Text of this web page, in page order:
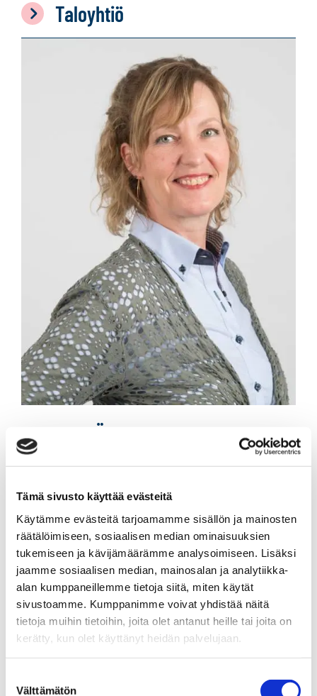
Tämä sivusto käyttää evästeitä
Käytämme evästeitä tarjoamamme sisällön ja mainosten
räätälöimiseen, sosiaalisen median ominaisuuksien
tukemiseen ja kävijämäärämme analysoimiseen. Lisäksi
jaamme sosiaalisen median, mainosalan ja analytiikka-
alan kumppaneillemme tietoja siitä, miten käytät
sivustoamme. Kumppanimme voivat yhdistää näitä
tietoja muihin tietoihin, joita olet antanut heille tai joita on
kerätty, kun olet käyttänyt heidän palvelujaan.
valinta
Välttämätön
Taloyhtiö
BIRITTA LYÖRI
Tähelliset LKV Oy, 2609029-4
+358 40 631 9799
WhatsApp
biritta.lyori@spkoti.fi
Sp-Koti Rovaniemi